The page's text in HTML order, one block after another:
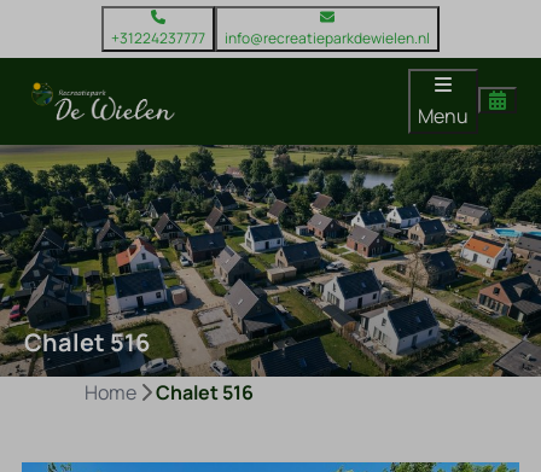
+31224237777 info@recreatieparkdewielen.nl
Menu
Chalet 516
Home Chalet 516